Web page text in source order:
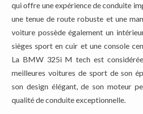
qui offre une expérience de conduite
une tenue de route robuste et une
voiture possède également un
sièges sport en cuir et une console
La BMW 325i M tech est
meilleures voitures de sport de son
son design élégant, de son moteur
qualité de conduite exceptionnelle.